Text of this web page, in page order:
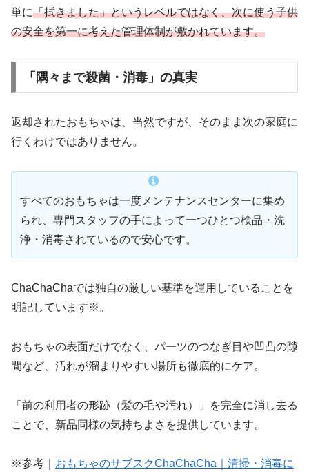
単に「拭きました」というレベルではなく、次に使う子供
の安全を第一に考えた管理体制が敷かれています。
「隅々まで殺菌・消毒」の真実
返却されたおもちゃは、当然ですが、そのまま次の家庭に
行くわけではありません。
すべてのおもちゃは一度メンテナンスセンターに集め
られ、専門スタッフの手によって一つひとつ検品・洗
浄・消毒されているので安心です。
ChaChaChaでは独自の厳しい基準を運用していることを
明記しています※。
おもちゃの表面だけでなく、パーツのつなぎ目や凹凸の隙
間など、汚れが溜まりやすい場所も徹底的にケア。
「前の利用者の形跡（髪の毛や汚れ）」を完全に消し去る
ことで、新品同様の気持ちよさを提供しています。
※参考｜ おもちゃのサブスクChaChaCha｜清掃・消毒に